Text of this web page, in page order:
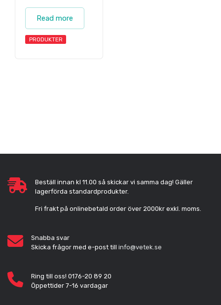
Read more
PRODUKTER
Beställ innan kl 11.00 så skickar vi samma dag! Gäller
lagerförda standardprodukter.
Fri frakt på onlinebetald order över 2000kr exkl. moms.
Snabba svar
Skicka frågor med e-post till info@vetek.se
Ring till oss! 0176-20 89 20
Öppettider 7-16 vardagar